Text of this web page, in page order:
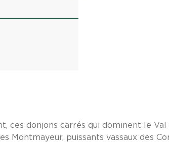
ces donjons carrés qui dominent le Val
Montmayeur, puissants vassaux des